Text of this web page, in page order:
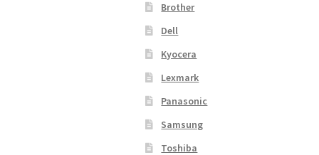
Brother
Dell
Kyocera
Lexmark
Panasonic
Samsung
Toshiba